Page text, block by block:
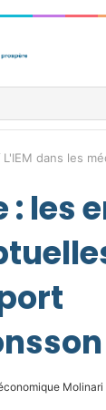
L'IEM dans les
: les